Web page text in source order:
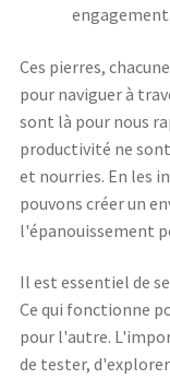
engagement.
Ces pierres,
pour naviguer à
sont là pour nous
productivité ne
et nourries. En les
pouvons créer un
l'épanouissement
Il est essentiel de
Ce qui fonctionne
pour l'autre.
de tester,